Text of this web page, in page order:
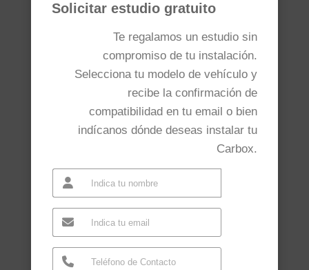
Solicitar estudio gratuito
Te regalamos un estudio sin
compromiso de tu instalación.
Selecciona tu modelo de vehículo y
recibe la confirmación de
compatibilidad en tu email o bien
indícanos dónde deseas instalar tu
Carbox.